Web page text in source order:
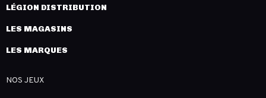
LÉGION DISTRIBUTION
LES MAGASINS
LES MARQUES
NOS JEUX